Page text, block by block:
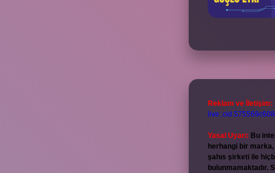
Reklam ve İletişim:
Yasal Uyarı: Bu
herhangi bir
şahıs şirketi ile
bulunmamaktadır.